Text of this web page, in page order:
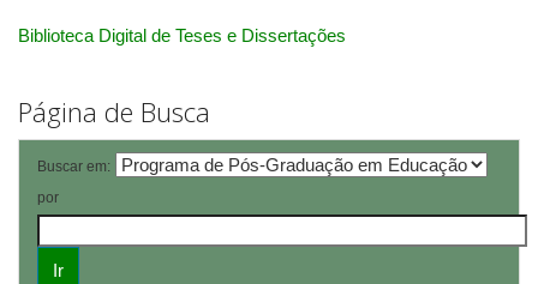
Biblioteca Digital de Teses e Dissertações
Página de Busca
Buscar em:
por